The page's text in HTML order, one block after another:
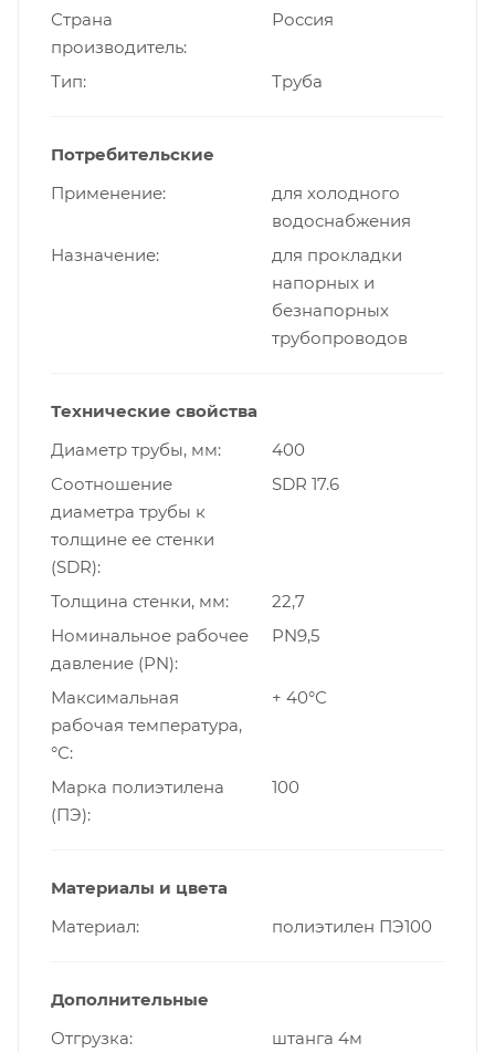
Страна
производитель
Россия
Тип Труба
Потребительские
Применение
для холодного
водоснабжения
Назначение
для прокладки
напорных и
безнапорных
трубопроводов
Технические свойства
Диаметр трубы, мм
400
Cоотношение
диаметра трубы к
толщине ее стенки
(SDR)
SDR 17.6
Толщина стенки, мм
22,7
Номинальное рабочее
давление (PN)
PN9,5
Максимальная
рабочая температура,
°С
+ 40°С
Марка полиэтилена
(ПЭ)
100
Материалы и цвета
Материал
полиэтилен ПЭ100
Дополнительные
Отгрузка
штанга 4м